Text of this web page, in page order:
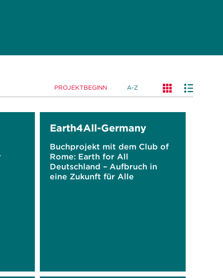
PROJEKTBEGINN A-Z
Earth4All-Germany
Buchprojekt mit dem Club of
Rome: Earth for All
Deutschland – Aufbruch in
eine Zukunft für Alle